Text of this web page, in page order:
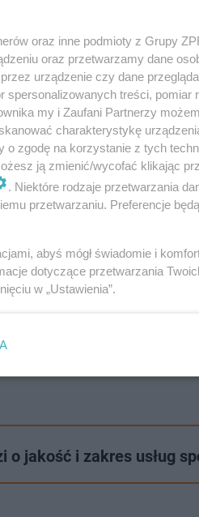
jest przez Tomasza
które na przestrzeni lat
6:00 - 22:30. W niedziele
jakość i zakres usług
oraz inne podmioty z Grupy
oraz przetwarzamy dane
urządzenie czy dane
spersonalizowanych treści, pomiar
my i Zaufani Partnerzy
charakterystykę
zgodę na korzystanie z tych
ją zmienić/wycofać klikając
. Niektóre rodzaje przetwarzania
przetwarzaniu. Preferencje
abyś mógł świadomie i
dotyczące przetwarzania
w „Ustawienia”.